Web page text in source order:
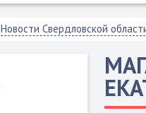
Новости Свердловской